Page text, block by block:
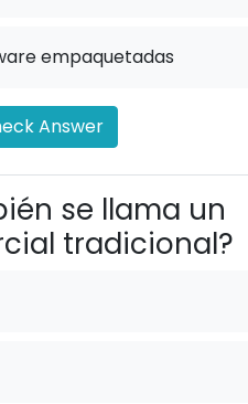
empaquetadas
Answer
se llama un
tradicional?